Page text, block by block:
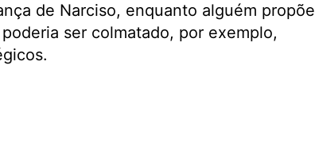
de Narciso, enquanto alguém propõe
ser colmatado, por exemplo,